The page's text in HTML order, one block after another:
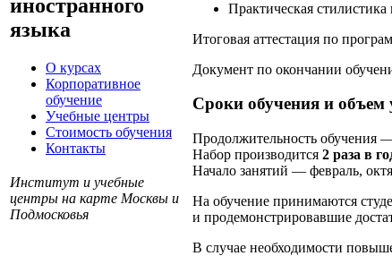
иностранного
языка
О курсах
Корпоративное
обучение
Учебные центры
Стоимость обучения
Контакты
Институт и учебные
центры на карте Москвы и
Подмосковья
Практическая
Итоговая аттестация по
Документ по окончании
Сроки обучения и
Продолжительность обучения
Набор производится 2 раза в
Начало занятий — февраль,
На обучение принимаются
и продемонстрировавшие
В случае необходимости